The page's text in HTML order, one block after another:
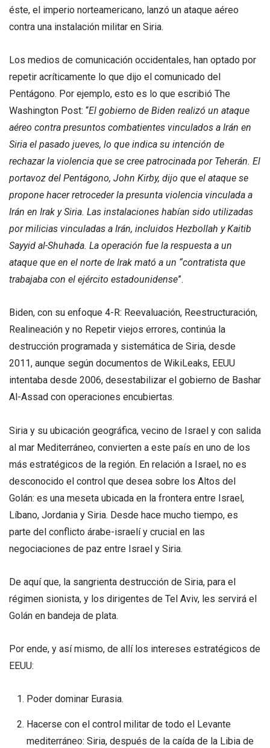
éste, el imperio norteamericano, lanzó un ataque aéreo
contra una instalación militar en Siria.
Los medios de comunicación occidentales, han optado por
repetir acríticamente lo que dijo el comunicado del
Pentágono. Por ejemplo, esto es lo que escribió The
Washington Post: “El gobierno de Biden realizó un ataque
aéreo contra presuntos combatientes vinculados a Irán en
Siria el pasado jueves, lo que indica su intención de
rechazar la violencia que se cree patrocinada por Teherán. El
portavoz del Pentágono, John Kirby, dijo que el ataque se
propone hacer retroceder la presunta violencia vinculada a
Irán en Irak y Siria. Las instalaciones habían sido utilizadas
por milicias vinculadas a Irán, incluidos Hezbollah y Kaitib
Sayyid al-Shuhada. La operación fue la respuesta a un
ataque que en el norte de Irak mató a un “contratista que
trabajaba con el ejército estadounidense”.
Biden, con su enfoque 4-R: Reevaluación, Reestructuración,
Realineación y no Repetir viejos errores, continúa la
destrucción programada y sistemática de Siria, desde
2011, aunque según documentos de WikiLeaks, EEUU
intentaba desde 2006, desestabilizar el gobierno de Bashar
Al-Assad con operaciones encubiertas.
Siria y su ubicación geográfica, vecino de Israel y con salida
al mar Mediterráneo, convierten a este país en uno de los
más estratégicos de la región. En relación a Israel, no es
desconocido el control que desea sobre los Altos del
Golán: es una meseta ubicada en la frontera entre Israel,
Líbano, Jordania y Siria. Desde hace mucho tiempo, es
parte del conflicto árabe-israelí y crucial en las
negociaciones de paz entre Israel y Siria.
De aquí que, la sangrienta destrucción de Siria, para el
régimen sionista, y los dirigentes de Tel Aviv, les servirá el
Golán en bandeja de plata.
Por ende, y así mismo, de allí los intereses estratégicos de
EEUU:
Poder dominar Eurasia.
Hacerse con el control militar de todo el Levante
mediterráneo: Siria, después de la caída de la Libia de